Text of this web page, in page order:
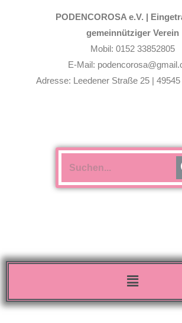
PODENCOROSA e.V. |
gemeinnütziger Verein
Mobil: 0152 33852805
E-Mail:
Adresse: Leedener Straße 25 | 49545
Menü